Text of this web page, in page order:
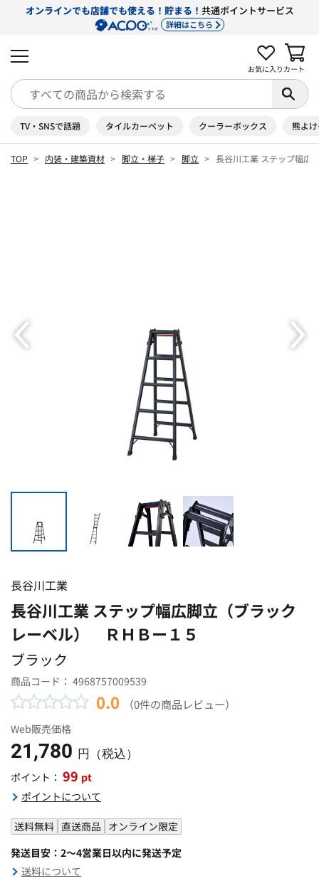
オンラインでも店舗でも使える！貯まる！ 共通ポイントサービス
詳細はこちら
お気に入り カート
TV・SNSで話題 タイルカーペット クーラーボックス 熊よ
TOP 内装・建築資材 脚立・梯子 脚立 長谷川工業 ステップ幅広
長谷川工業
長谷川工業 ステップ幅広脚立（ブラック
レーベル） ＲＨＢー１５
ブラック
商品コード： 4968757009539
0.0 （0件の商品レビュー）
Web販売価格
21,780 円（税込）
ポイント： 99 pt
ポイントについて
送料無料 直送商品 オンライン限定
発送目安：2～4営業日以内に発送予定
送料について